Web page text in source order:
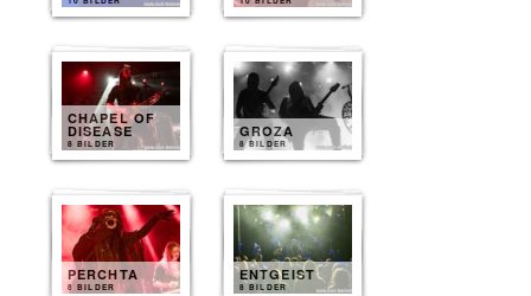
CHAPEL OF
DISEASE
8 BILDER
GROZA
8 BILDER
PERCHTA
8 BILDER
ENTGEIST
8 BILDER